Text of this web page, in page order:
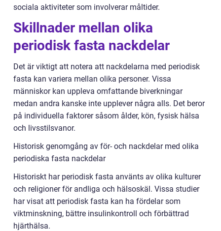
sociala aktiviteter som involverar måltider.
Skillnader mellan olika
periodisk fasta nackdelar
Det är viktigt att notera att nackdelarna med periodisk
fasta kan variera mellan olika personer. Vissa
människor kan uppleva omfattande biverkningar
medan andra kanske inte upplever några alls. Det beror
på individuella faktorer såsom ålder, kön, fysisk hälsa
och livsstilsvanor.
Historisk genomgång av för- och nackdelar med olika
periodiska fasta nackdelar
Historiskt har periodisk fasta använts av olika kulturer
och religioner för andliga och hälsoskäl. Vissa studier
har visat att periodisk fasta kan ha fördelar som
viktminskning, bättre insulinkontroll och förbättrad
hjärthälsa.